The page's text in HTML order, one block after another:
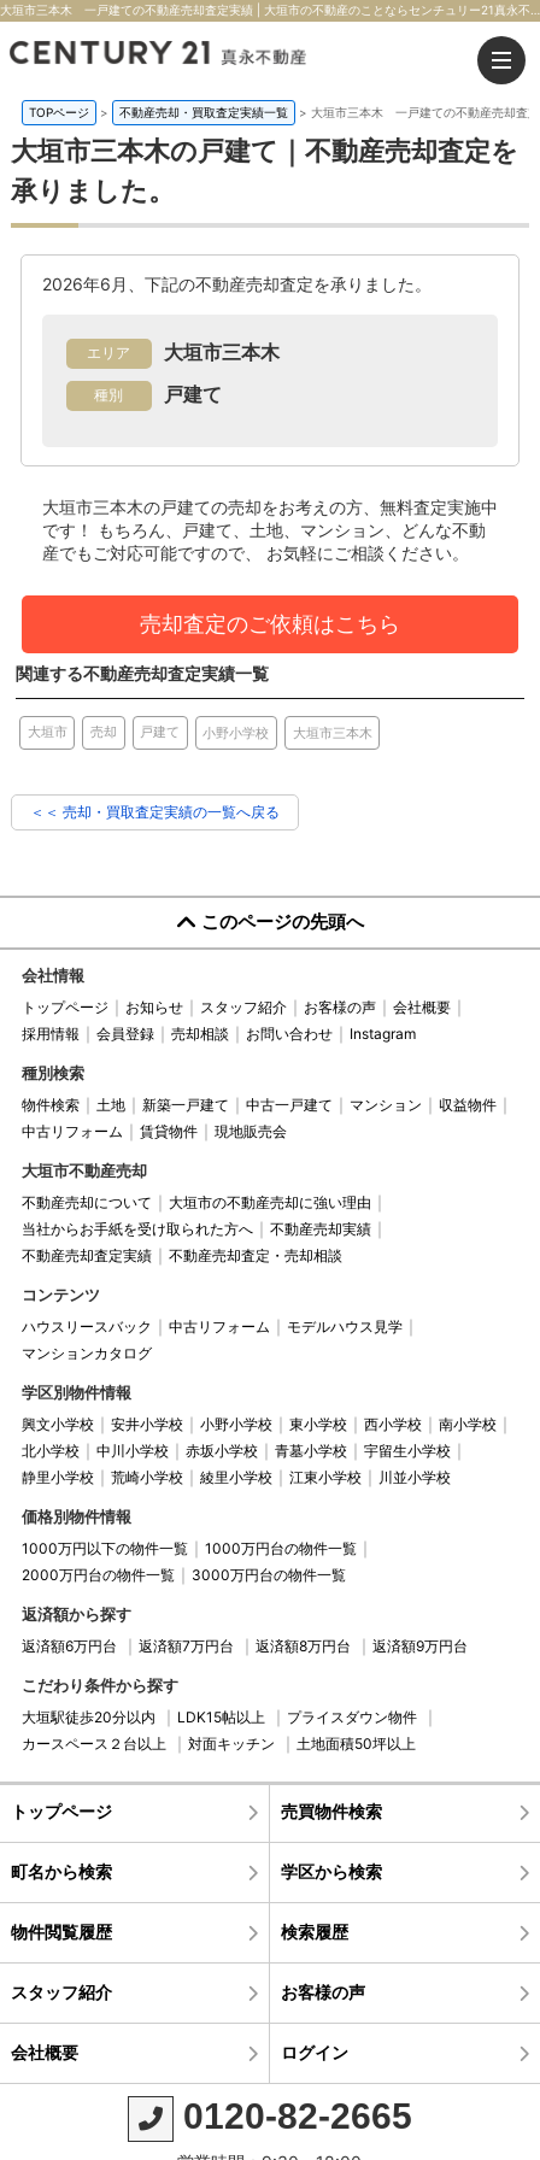
TOPページ > 不動産売却・買取査定実績一覧 > 大垣市三本木 一戸建ての不動産売却査
大垣市三本木の戸建て｜不動産売却査定を
承りました。
2026年6月、下記の不動産売却査定を承りました。
エリア 大垣市三本木
種別 戸建て
大垣市三本木の戸建ての売却をお考えの方、無料査定実施中
です！
もちろん、戸建て、土地、マンション、どんな不動
産でもご対応可能ですので、 お気軽にご相談ください。
売却査定のご依頼はこちら
関連する不動産売却査定実績一覧
大垣市 売却 戸建て 小野小学校 大垣市三本木
＜＜ 売却・買取査定実績の一覧へ戻る
このページの先頭へ
会社情報
トップページ お知らせ スタッフ紹介 お客様の声
会社概要
採用情報
会員登録 売却相談 お問い合わせ Instagram
種別検索
物件検索 土地 新築一戸建て 中古一戸建て マンション
収益物件
中古リフォーム
賃貸物件 現地販売会
大垣市不動産売却
不動産売却について
大垣市の不動産売却に強い理由
当社からお手紙を受け取られた方へ
不動産売却実績
不動産売却査定実績
不動産売却査定・売却相談
コンテンツ
ハウスリースバック 中古リフォーム
モデルハウス見学
マンションカタログ
学区別物件情報
興文小学校 安井小学校 小野小学校 東小学校 西小学校
南小学校
北小学校
中川小学校 赤坂小学校 青墓小学校
宇留生小学校
静里小学校
荒崎小学校 綾里小学校 江東小学校 川並小学校
価格別物件情報
1000万円以下の物件一覧
1000万円台の物件一覧
2000万円台の物件一覧
3000万円台の物件一覧
返済額から探す
返済額6万円台 返済額7万円台 返済額8万円台 返済額9万円台
こだわり条件から探す
大垣駅徒歩20分以内 LDK15帖以上
プライスダウン物件
カースペース２台以上
対面キッチン 土地面積50坪以上
トップページ 売買物件検索
町名から検索 学区から検索
物件閲覧履歴 検索履歴
スタッフ紹介 お客様の声
会社概要 ログイン
0120-82-2665